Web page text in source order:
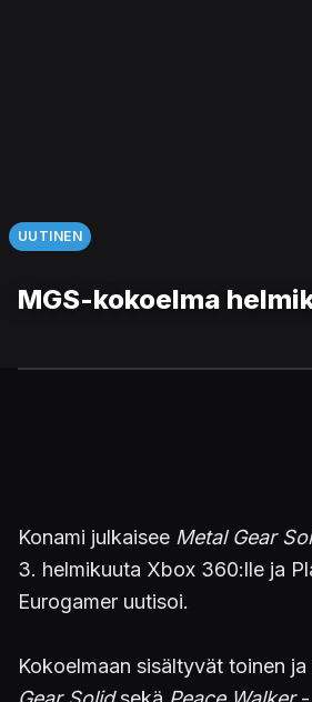
UUTINEN
MGS-kokoelma
Konami julkaisee Metal Gear
3. helmikuuta Xbox 360:lle ja
Eurogamer uutisoi.
Kokoelmaan sisältyvät toinen